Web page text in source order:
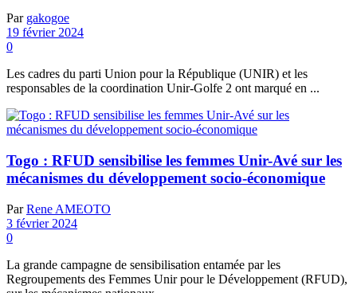
Par gakogoe
19 février 2024
0
Les cadres du parti Union pour la République (UNIR) et les
responsables de la coordination Unir-Golfe 2 ont marqué en ...
Togo : RFUD sensibilise les femmes Unir-Avé sur les
mécanismes du développement socio-économique
Par Rene AMEOTO
3 février 2024
0
La grande campagne de sensibilisation entamée par les
Regroupements des Femmes Unir pour le Développement (RFUD),